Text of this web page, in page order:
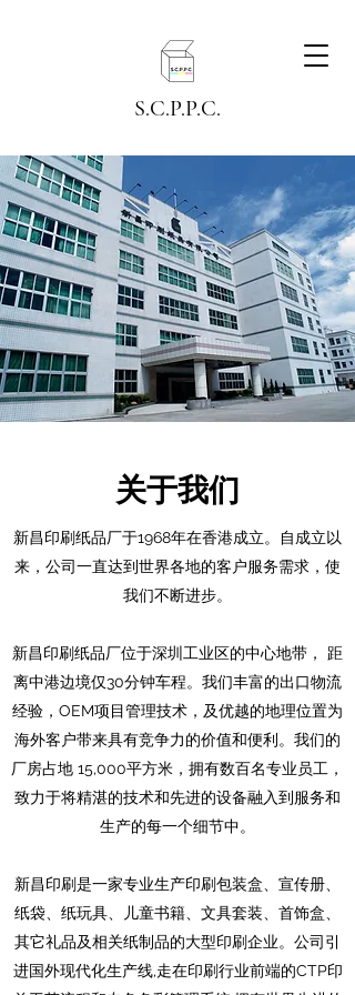
S.C.P.P.C.
关于我们
新昌印刷纸品厂于1968年在香港成立。自成立以
来，公司一直达到世界各地的客户服务需求，使
我们不断进步。
新昌印刷纸品厂位于深圳工业区的中心地带， 距
离中港边境仅30分钟车程。我们丰富的出口物流
经验，OEM项目管理技术，及优越的地理位置为
海外客户带来具有竞争力的价值和便利。我们的
厂房占地 15,000平方米，拥有数百名专业员工，
致力于将精湛的技术和先进的设备融入到服务和
生产的每一个细节中。
新昌印刷是一家专业生产印刷包装盒、宣传册、
纸袋、纸玩具、儿童书籍、文具套装、首饰盒、
其它礼品及相关纸制品的大型印刷企业。公司引
进国外现代化生产线,走在印刷行业前端的CTP印